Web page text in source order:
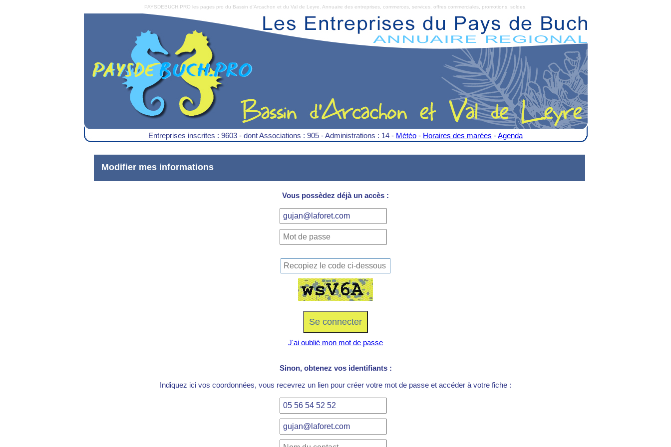
PAYSDEBUCH.PRO les pages pro du Bassin d'Arcachon et du Val de Leyre. Annuaire des entreprises, commerces, services, offres commerciales, promotions, soldes.
Entreprises inscrites : 9603 - dont Associations : 905 - Administrations : 14 - Météo - Horaires des marées -Agenda
Modifier mes informations
Vous possèdez déjà un accès :
J'ai oublié mon mot de passe
Sinon, obtenez vos identifiants :
Indiquez ici vos coordonnées, vous recevrez un lien pour créer votre mot de passe et accéder à votre fiche :